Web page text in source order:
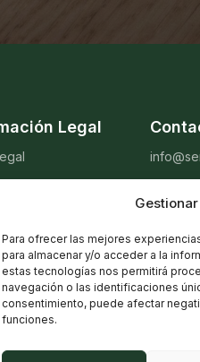
Para ofrecer las mejores
para almacenar y/o acceder a la
estas tecnologías nos permitirá
navegación o las identificaciones
consentimiento, puede afectar
funciones.
Legal
privacidad
cookies
de calidad y PEFC